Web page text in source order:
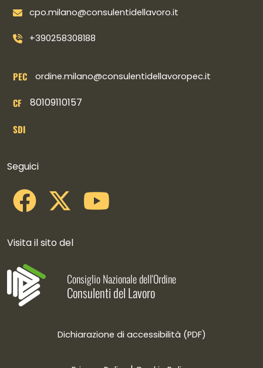
cpo.milano@consulentidellavoro.it
+390258308188
PEC ordine.milano@consulentidellavoropec.it
CF 80109110157
SDI
Seguici
Visita il sito del
Consiglio Nazionale dell'Ordine
Consulenti del Lavoro
Dichiarazione di accessibilità (PDF)